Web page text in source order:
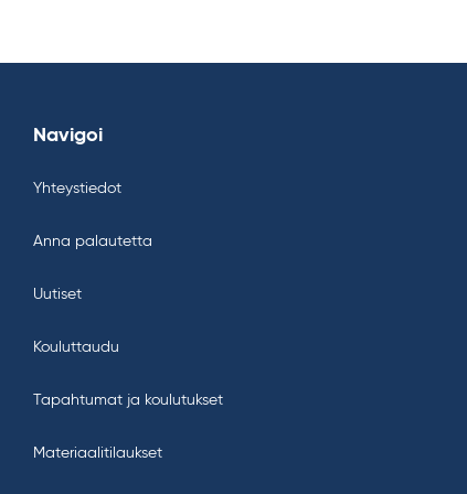
Navigoi
Yhteystiedot
Anna palautetta
Uutiset
Kouluttaudu
Tapahtumat ja koulutukset
Materiaalitilaukset